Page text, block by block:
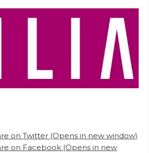
on Twitter (Opens in new window)
on Facebook (Opens in new